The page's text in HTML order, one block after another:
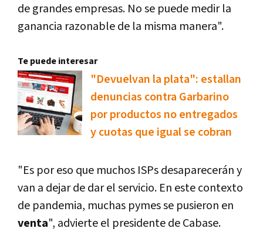
de grandes empresas. No se puede medir la
ganancia razonable de la misma manera".
Te puede interesar
"Devuelvan la plata": estallan
denuncias contra Garbarino
por productos no entregados
y cuotas que igual se cobran
"Es por eso que muchos ISPs desaparecerán y
van a dejar de dar el servicio. En este contexto
de pandemia, muchas pymes se pusieron en
venta", advierte el presidente de Cabase.